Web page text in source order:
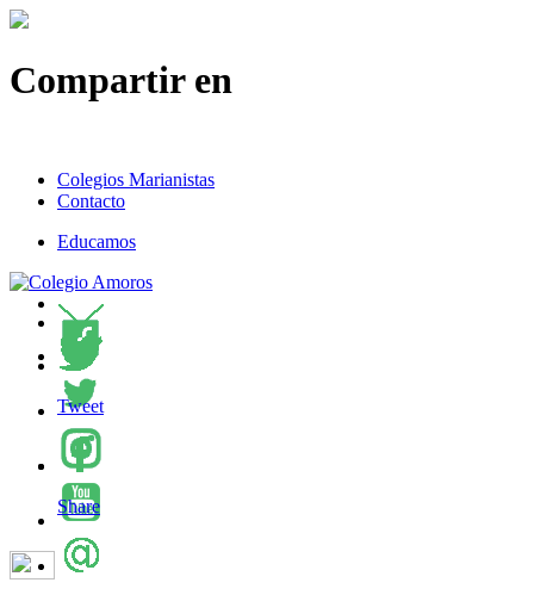
Compartir en
Tweet
Share
Colegios Marianistas
Contacto
Educamos